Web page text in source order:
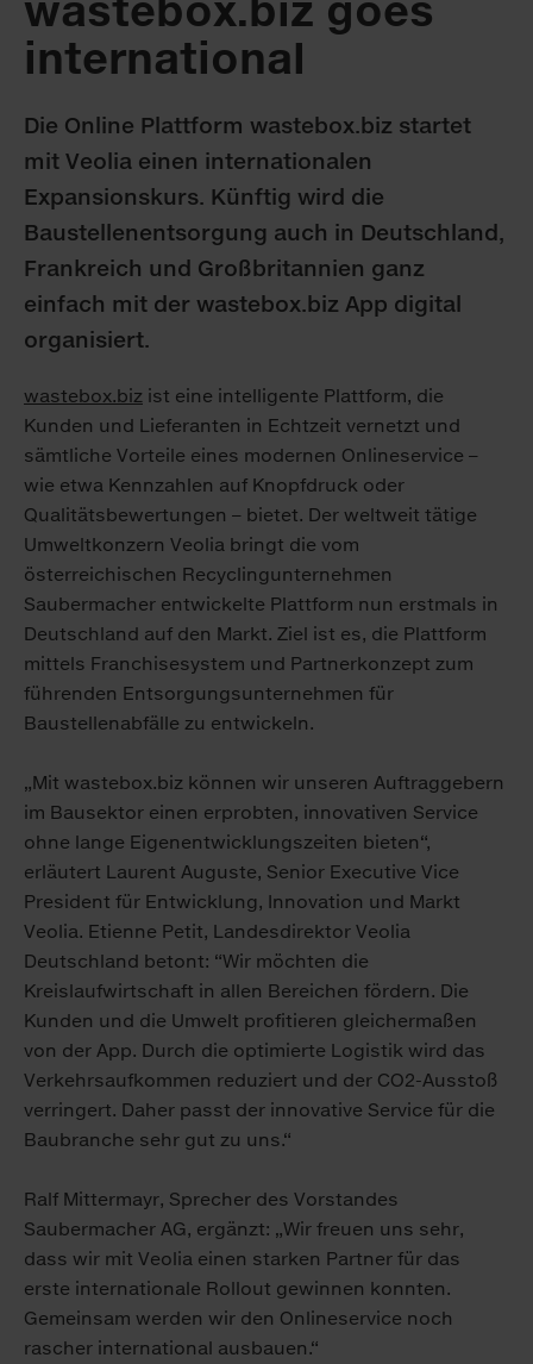
wastebox.biz goes
international
Die Online Plattform wastebox.biz startet
mit Veolia einen internationalen
Expansionskurs. Künftig wird die
Baustellenentsorgung auch in Deutschland,
Frankreich und Großbritannien ganz
einfach mit der wastebox.biz App digital
organisiert.
wastebox.biz ist eine intelligente Plattform, die
Kunden und Lieferanten in Echtzeit vernetzt und
sämtliche Vorteile eines modernen Onlineservice –
wie etwa Kennzahlen auf Knopfdruck oder
Qualitätsbewertungen – bietet. Der weltweit tätige
Umweltkonzern Veolia bringt die vom
österreichischen Recyclingunternehmen
Saubermacher entwickelte Plattform nun erstmals in
Deutschland auf den Markt. Ziel ist es, die Plattform
mittels Franchisesystem und Partnerkonzept zum
führenden Entsorgungsunternehmen für
Baustellenabfälle zu entwickeln.
„Mit wastebox.biz können wir unseren Auftraggebern
im Bausektor einen erprobten, innovativen Service
ohne lange Eigenentwicklungszeiten bieten“,
erläutert Laurent Auguste, Senior Executive Vice
President für Entwicklung, Innovation und Markt
Veolia. Etienne Petit, Landesdirektor Veolia
Deutschland betont: “Wir möchten die
Kreislaufwirtschaft in allen Bereichen fördern. Die
Kunden und die Umwelt profitieren gleichermaßen
von der App. Durch die optimierte Logistik wird das
Verkehrsaufkommen reduziert und der CO2-Ausstoß
verringert. Daher passt der innovative Service für die
Baubranche sehr gut zu uns.“
Ralf Mittermayr, Sprecher des Vorstandes
Saubermacher AG, ergänzt: „Wir freuen uns sehr,
dass wir mit Veolia einen starken Partner für das
erste internationale Rollout gewinnen konnten.
Gemeinsam werden wir den Onlineservice noch
rascher international ausbauen.“